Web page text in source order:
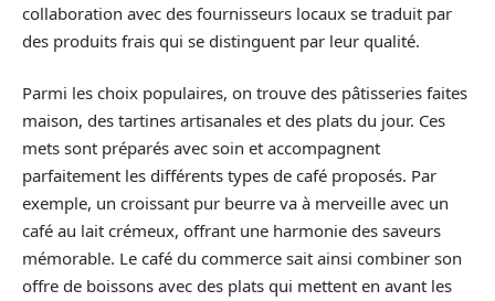
collaboration avec des fournisseurs locaux se traduit par
des produits frais qui se distinguent par leur qualité.
Parmi les choix populaires, on trouve des pâtisseries faites
maison, des tartines artisanales et des plats du jour. Ces
mets sont préparés avec soin et accompagnent
parfaitement les différents types de café proposés. Par
exemple, un croissant pur beurre va à merveille avec un
café au lait crémeux, offrant une harmonie des saveurs
mémorable. Le café du commerce sait ainsi combiner son
offre de boissons avec des plats qui mettent en avant les